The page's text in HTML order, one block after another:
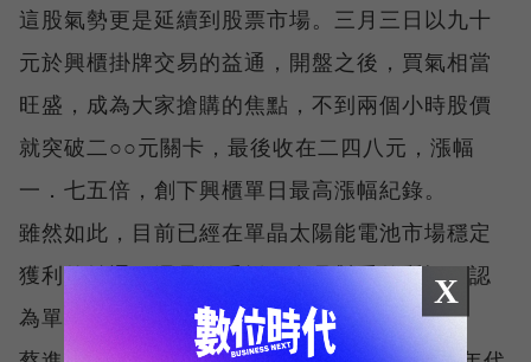
這股氣勢更是延續到股票市場。三月三日以九十
元於興櫃掛牌交易的益通，開盤之後，買氣相當
旺盛，成為大家搶購的焦點，不到兩個小時股價
就突破二○○元關卡，最後收在二四八元，漲幅
一．七五倍，創下興櫃單日最高漲幅紀錄。
雖然如此，目前已經在單晶太陽能電池市場穩定
獲利的益通，還是飽受採用多晶對手的質疑，認
為單晶將快速被市場淘汰，不具競爭力。
X